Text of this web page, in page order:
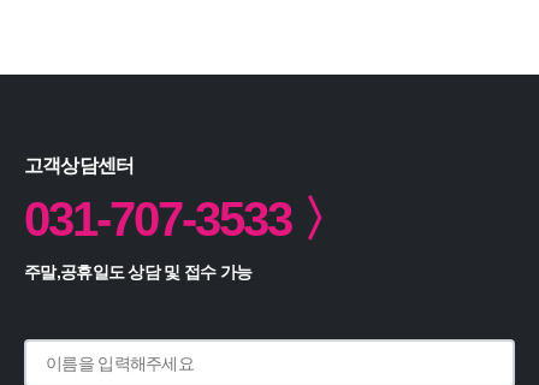
고객상담센터
031-707-3533 〉
주말,공휴일도 상담 및 접수 가능